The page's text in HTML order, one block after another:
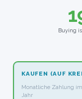
Buying
KAUFEN (AUF
Monatliche Zahlung
Jahr